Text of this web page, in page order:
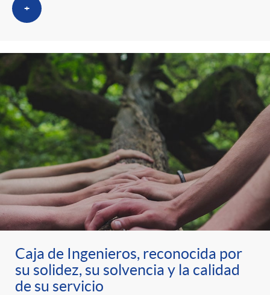
+
Caja de Ingenieros, reconocida por
su solidez, su solvencia y la calidad
de su servicio